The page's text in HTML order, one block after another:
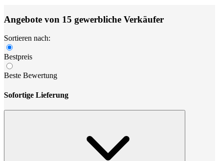
Angebote von 15 gewerbliche Verkäufer
Sortieren nach:
Bestpreis
Beste Bewertung
Sofortige Lieferung